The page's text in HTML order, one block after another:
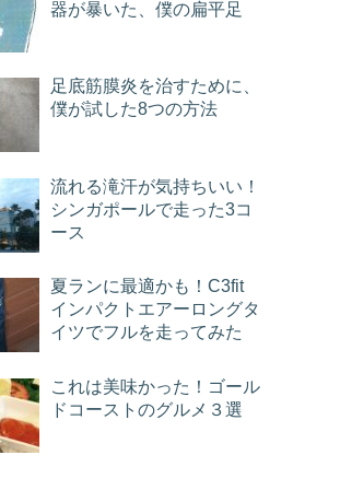
器が暴いた、僕の扁平足
足底筋膜炎を治すために、
僕が試した8つの方法
流れる滝汗が気持ちいい！
シンガポールで走った3コ
ース
夏ランに最適かも！C3fit
インパクトエアーロングタ
イツでフルを走ってみた
これは美味かった！ゴール
ドコーストのグルメ３選